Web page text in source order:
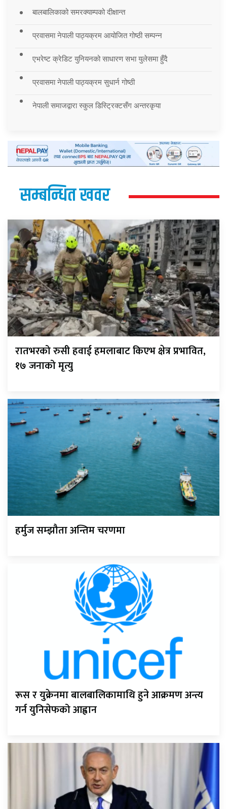
बालबालिकाको समरक्याम्पको दीक्षान्त
प्रवासमा नेपाली पाठ्यक्रम आयोजित गोष्ठी सम्पन्न
एभरेष्ट क्रेडिट युनियनको साधारण सभा युलेसमा हुँदै
प्रवासमा नेपाली पाठ्यक्रम सुधार्न गोष्ठी
नेपाली समाजद्वारा स्कुल डिस्ट्रिक्टसँग अन्तरकृया
सम्बन्धित खवर
रातभरको रुसी हवाई हमलाबाट किएभ क्षेत्र प्रभावित,
१७ जनाको मृत्यु
हर्मुज सम्झौता अन्तिम चरणमा
रूस र युक्रेनमा बालबालिकामाथि हुने आक्रमण अन्त्य
गर्न युनिसेफको आह्वान